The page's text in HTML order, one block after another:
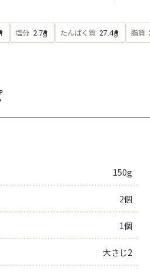
塩分 2.7g たんぱく質 27.4g 脂質
150g
2個
1個
大さじ2